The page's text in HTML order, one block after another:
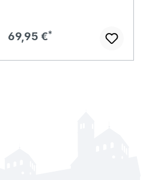
Regulärer Preis:
69,95 €